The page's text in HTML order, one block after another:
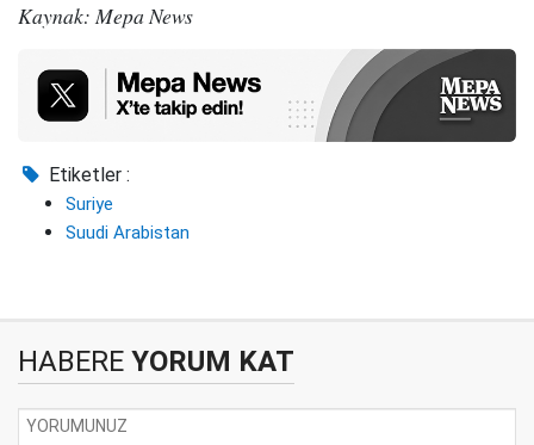
Kaynak: Mepa News
Etiketler :
Suriye
Suudi Arabistan
HABERE YORUM KAT